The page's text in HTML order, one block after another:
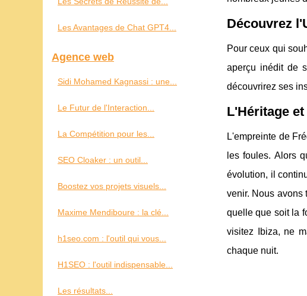
Découvrez
Pour ceux qui
aperçu inédit de
découvrirez ses
L'Héritage
L'empreinte de
les foules. Alors
évolution, il
venir. Nous avons
quelle que soit la
visitez Ibiza, ne
chaque nuit.
Les Avantages de Chat GPT4...
Agence web
Sidi Mohamed Kagnassi : une...
Le Futur de l'Interaction...
La Compétition pour les...
SEO Cloaker : un outil...
Boostez vos projets visuels...
Maxime Mendiboure : la clé...
h1seo.com : l'outil qui vous...
H1SEO : l'outil indispensable...
Les résultats...